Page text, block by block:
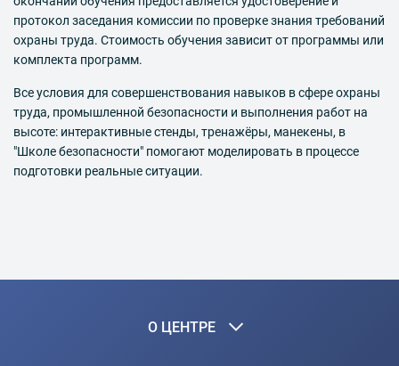
протокол заседания комиссии по проверке знания требований
охраны труда. Стоимость обучения зависит от программы или
комплекта программ.
Все условия для совершенствования навыков в сфере охраны
труда, промышленной безопасности и выполнения работ на
высоте: интерактивные стенды, тренажёры, манекены, в
"Школе безопасности" помогают моделировать в процессе
подготовки реальные ситуации.
О ЦЕНТРЕ